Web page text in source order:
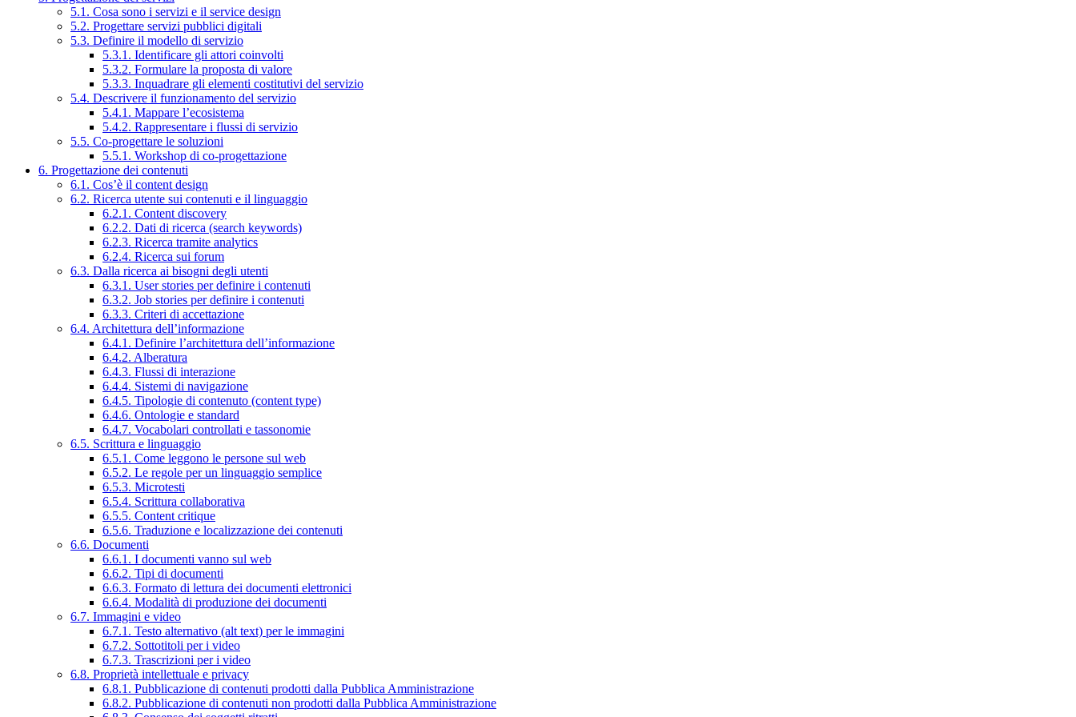
5.1. Cosa sono i servizi e il service design
5.2. Progettare servizi pubblici digitali
5.3. Definire il modello di servizio
5.3.1. Identificare gli attori coinvolti
5.3.2. Formulare la proposta di valore
5.3.3. Inquadrare gli elementi costitutivi del servizio
5.4. Descrivere il funzionamento del servizio
5.4.1. Mappare l’ecosistema
5.4.2. Rappresentare i flussi di servizio
5.5. Co-progettare le soluzioni
5.5.1. Workshop di co-progettazione
6. Progettazione dei contenuti
6.1. Cos’è il content design
6.2. Ricerca utente sui contenuti e il linguaggio
6.2.1. Content discovery
6.2.2. Dati di ricerca (search keywords)
6.2.3. Ricerca tramite analytics
6.2.4. Ricerca sui forum
6.3. Dalla ricerca ai bisogni degli utenti
6.3.1. User stories per definire i contenuti
6.3.2. Job stories per definire i contenuti
6.3.3. Criteri di accettazione
6.4. Architettura dell’informazione
6.4.1. Definire l’architettura dell’informazione
6.4.2. Alberatura
6.4.3. Flussi di interazione
6.4.4. Sistemi di navigazione
6.4.5. Tipologie di contenuto (content type)
6.4.6. Ontologie e standard
6.4.7. Vocabolari controllati e tassonomie
6.5. Scrittura e linguaggio
6.5.1. Come leggono le persone sul web
6.5.2. Le regole per un linguaggio semplice
6.5.3. Microtesti
6.5.4. Scrittura collaborativa
6.5.5. Content critique
6.5.6. Traduzione e localizzazione dei contenuti
6.6. Documenti
6.6.1. I documenti vanno sul web
6.6.2. Tipi di documenti
6.6.3. Formato di lettura dei documenti elettronici
6.6.4. Modalità di produzione dei documenti
6.7. Immagini e video
6.7.1. Testo alternativo (alt text) per le immagini
6.7.2. Sottotitoli per i video
6.7.3. Trascrizioni per i video
6.8. Proprietà intellettuale e privacy
6.8.1. Pubblicazione di contenuti prodotti dalla Pubblica Amministrazione
6.8.2. Pubblicazione di contenuti non prodotti dalla Pubblica Amministrazione